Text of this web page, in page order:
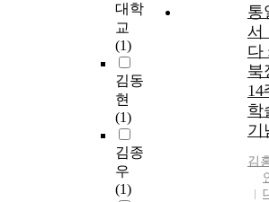
대학
교
(1)
김동
현
(1)
김종
우
(1)
통
서
다
북
14
학
기
김